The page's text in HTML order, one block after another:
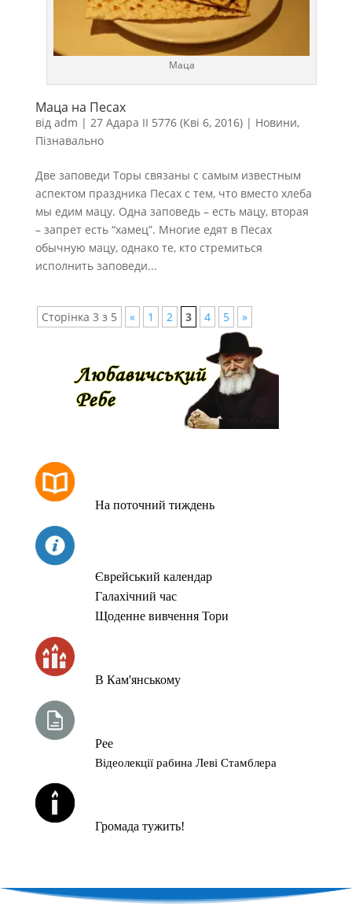
Маца
Маца на Песах
від adm | 27 Адара II 5776 (Кві 6, 2016)| Новини,
Пізнавально
Две заповеди Торы связаны с самым известным
аспектом праздника Песах с тем, что вместо хлеба
мы едим мацу. Одна заповедь – есть мацу, вторая
– запрет есть “хамец”. Многие едят в Песах
обычную мацу, однако те, кто стремиться
исполнить заповеди...
Сторінка 3 з 5 « 1 2 3 4 5 »
На поточний тиждень
Єврейський календар
Галахічний час
Щоденне вивчення Тори
В Кам'янському
Рее
Відеолекції рабина Леві Стамблера
Громада тужить!